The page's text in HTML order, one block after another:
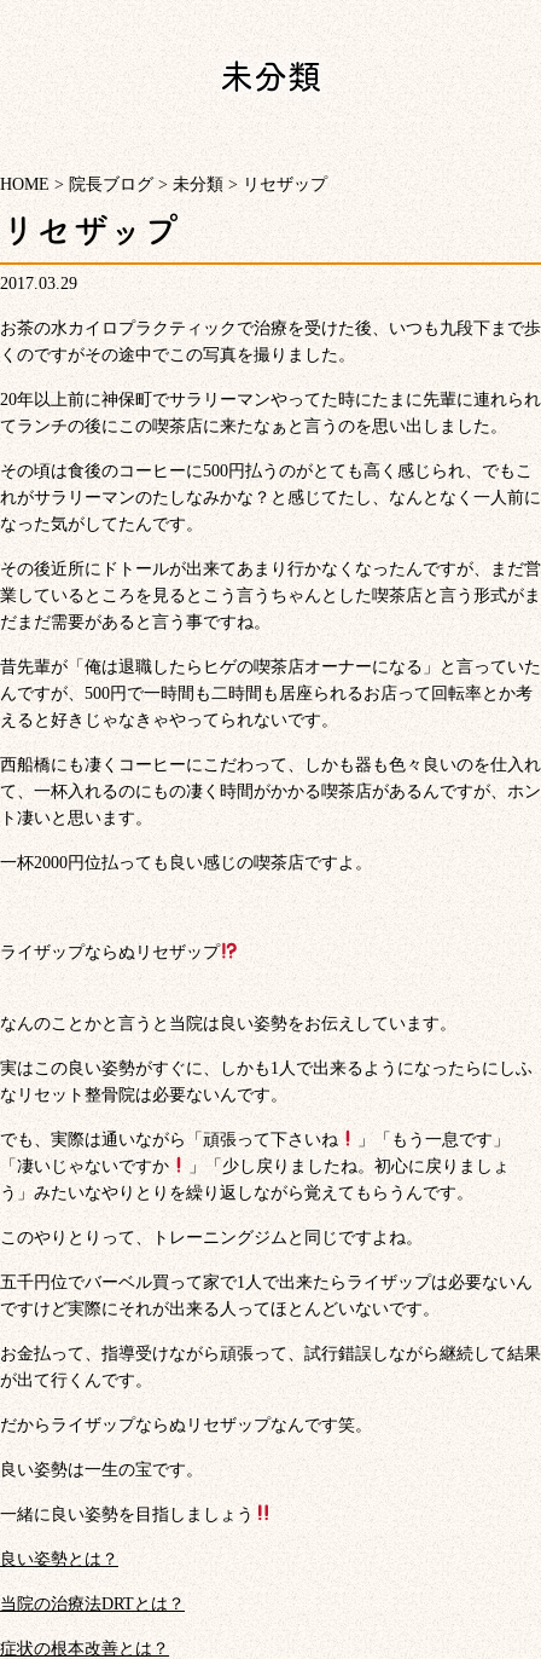
未分類
HOME > 院長ブログ>未分類 > リセザップ
リセザップ
2017.03.29
お茶の水カイロプラクティックで治療を受けた後、いつも九段下まで歩
くのですがその途中でこの写真を撮りました。
20年以上前に神保町でサラリーマンやってた時にたまに先輩に連れられ
てランチの後にこの喫茶店に来たなぁと言うのを思い出しました。
その頃は食後のコーヒーに500円払うのがとても高く感じられ、でもこ
れがサラリーマンのたしなみかな？と感じてたし、なんとなく一人前に
なった気がしてたんです。
その後近所にドトールが出来てあまり行かなくなったんですが、まだ営
業しているところを見るとこう言うちゃんとした喫茶店と言う形式がま
だまだ需要があると言う事ですね。
昔先輩が「俺は退職したらヒゲの喫茶店オーナーになる」と言っていた
んですが、500円で一時間も二時間も居座られるお店って回転率とか考
えると好きじゃなきゃやってられないです。
西船橋にも凄くコーヒーにこだわって、しかも器も色々良いのを仕入れ
て、一杯入れるのにもの凄く時間がかかる喫茶店があるんですが、ホン
ト凄いと思います。
一杯2000円位払っても良い感じの喫茶店ですよ。
ライザップならぬリセザップ
なんのことかと言うと当院は良い姿勢をお伝えしています。
実はこの良い姿勢がすぐに、しかも1人で出来るようになったらにしふ
なリセット整骨院は必要ないんです。
でも、実際は通いながら「頑張って下さいね
」「もう一息です」
「凄いじゃないですか
」「少し戻りましたね。初心に戻りましょ
う」みたいなやりとりを繰り返しながら覚えてもらうんです。
このやりとりって、トレーニングジムと同じですよね。
五千円位でバーベル買って家で1人で出来たらライザップは必要ないん
ですけど実際にそれが出来る人ってほとんどいないです。
お金払って、指導受けながら頑張って、試行錯誤しながら継続して結果
が出て行くんです。
だからライザップならぬリセザップなんです笑。
良い姿勢は一生の宝です。
一緒に良い姿勢を目指しましょう
良い姿勢とは？
当院の治療法DRTとは？
症状の根本改善とは？